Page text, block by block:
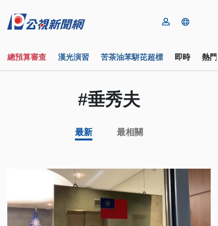
總預算審查 漢光演習 苦茶油苯駢芘超標 即時 熱
#垂秀夫
最新 最相關